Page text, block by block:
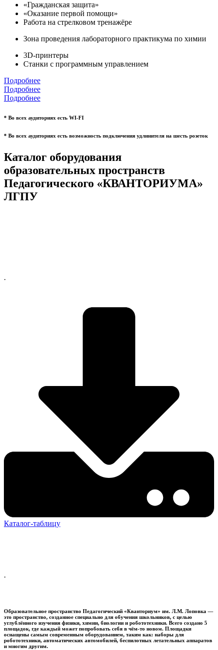
«Гражданская защита»
«Оказание первой помощи»
Работа на стрелковом тренажёре
Зона проведения лабораторного практикума по химии
3D-принтеры
Станки с программным управлением
Подробнее
Подробнее
Подробнее
* Во всех аудиториях есть WI-FI
* Во всех аудиториях есть возможность подключения удлинителя на шесть розеток
Каталог оборудования
образовательных пространств
Педагогического «КВАНТОРИУМА»
ЛГПУ
.
Каталог-таблицу
.
Образовательное пространство Педагогический «Кванториум» им. Л.М. Лоповка —
это пространство, созданное специально для обучения школьников, с целью
углублённого изучения физики, химии, биологии и робототехники. Всего создано 5
площадок, где каждый может попробовать себя в чём-то новом. Площадки
оснащены самым современным оборудованием, таким как: наборы для
робототехники, автоматических автомобилей, беспилотных летательных аппаратов
и многим другим.